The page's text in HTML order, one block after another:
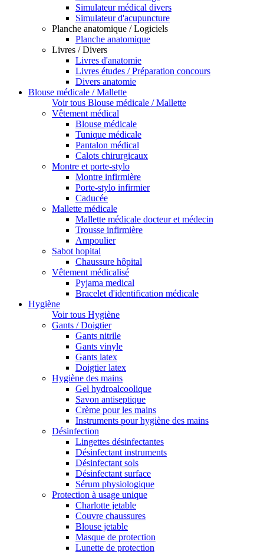
Simulateur médical divers
Simulateur d'acupuncture
Planche anatomique / Logiciels
Planche anatomique
Livres / Divers
Livres d'anatomie
Livres études / Préparation concours
Divers anatomie
Blouse médicale / Mallette
Voir tous Blouse médicale / Mallette
Vêtement médical
Blouse médicale
Tunique médicale
Pantalon médical
Calots chirurgicaux
Montre et porte-stylo
Montre infirmière
Porte-stylo infirmier
Caducée
Mallette médicale
Mallette médicale docteur et médecin
Trousse infirmière
Ampoulier
Sabot hopital
Chaussure hôpital
Vêtement médicalisé
Pyjama medical
Bracelet d'identification médicale
Hygiène
Voir tous Hygiène
Gants / Doigtier
Gants nitrile
Gants vinyle
Gants latex
Doigtier latex
Hygiène des mains
Gel hydroalcoolique
Savon antiseptique
Crème pour les mains
Instruments pour hygiène des mains
Désinfection
Lingettes désinfectantes
Désinfectant instruments
Désinfectant sols
Désinfectant surface
Sérum physiologique
Protection à usage unique
Charlotte jetable
Couvre chaussures
Blouse jetable
Masque de protection
Lunette de protection